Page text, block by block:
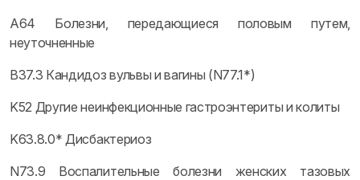
A64 Болезни, передающиеся половым путем,
неуточненные
B37.3 Кандидоз вульвы и вагины (N77.1*)
K52 Другие неинфекционные гастроэнтериты и колиты
K63.8.0* Дисбактериоз
N73.9 Воспалительные болезни женских тазовых